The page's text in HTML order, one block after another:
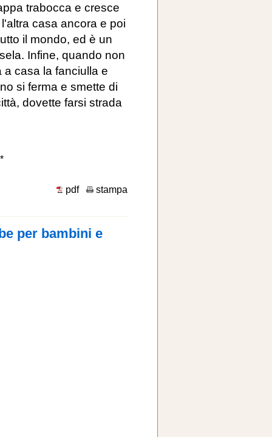
trabocca e cresce
casa ancora e poi
il mondo, ed è un
Infine, quando non
a casa la fanciulla e
si ferma e smette di
dovette farsi strada
pdf stampa
per bambini e